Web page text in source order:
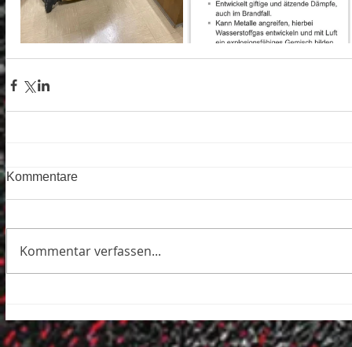
Kommentare
Kommentar verfassen...